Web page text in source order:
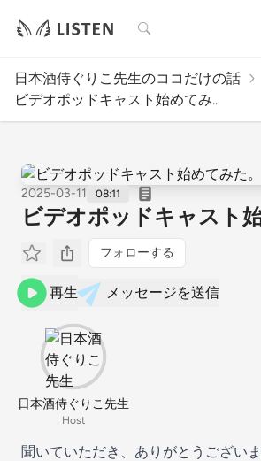
検索
日本酒侍ぐりこ先生のココだけの話
ビデオポッドキャスト始めてみ..
2025-03-11 08:11
ビデオポッドキャスト
フォローする
再生 メッセージを送信
日本酒侍ぐりこ先生
Host
聞いていただき、ありがとうございま